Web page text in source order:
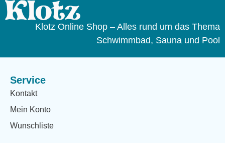
Klotz Online Shop – Alles rund um das Thema
Schwimmbad, Sauna und Pool
Service
Kontakt
Mein Konto
Wunschliste